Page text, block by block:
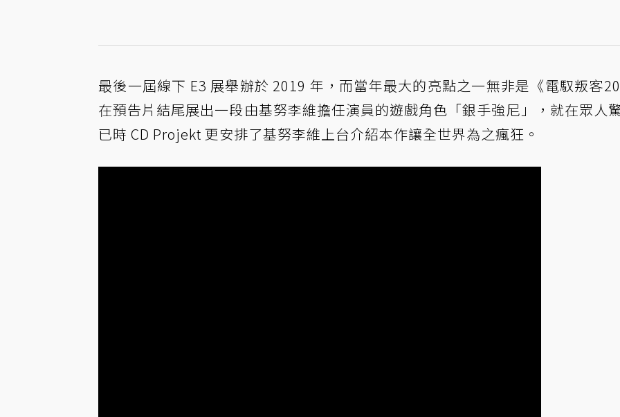
最後一屆線下 E3 展舉辦於 2019 年，而當年最大的亮點之一無非是《電馭叛客
在預告片結尾展出一段由基努李維擔任演員的遊戲角色「銀手強尼」，就在眾人
已時 CD Projekt 更安排了基努李維上台介紹本作讓全世界為之瘋狂。